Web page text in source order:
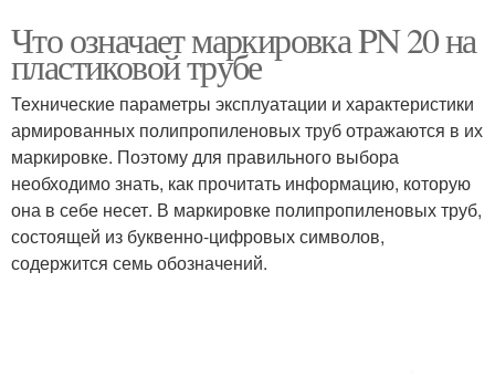
Что означает маркировка PN 20 на
пластиковой трубе
Технические параметры эксплуатации и характеристики
армированных полипропиленовых труб отражаются в их
маркировке. Поэтому для правильного выбора
необходимо знать, как прочитать информацию, которую
она в себе несет. В маркировке полипропиленовых труб,
состоящей из буквенно-цифровых символов,
содержится семь обозначений.